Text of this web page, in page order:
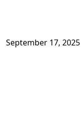
September 17, 2025